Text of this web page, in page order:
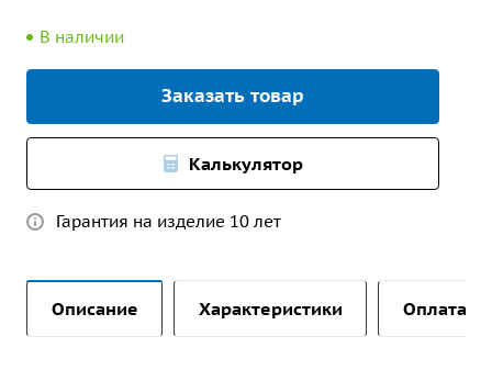
В наличии
Заказать товар
Калькулятор
Гарантия на изделие 10 лет
Описание Характеристики Оплата и